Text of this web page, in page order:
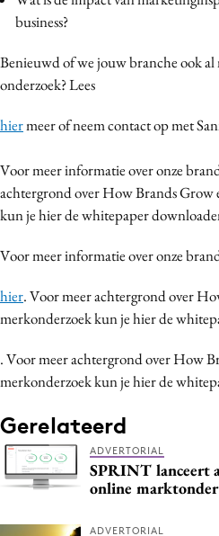
business?
Benieuwd of we jouw branche ook
onderzoek? Lees
hiermeer of neem contact op met
Voor meer informatie over onze
achtergrond over How Brands Grow
kun je hier de whitepaper
Voor meer informatie over onze
hier. Voor meer achtergrond over
merkonderzoek kun je hier de
. Voor meer achtergrond over How
merkonderzoek kun je hier de
Gerelateerd
ADVERTORIAL
SPRINT lanceert
online
ADVERTORIAL